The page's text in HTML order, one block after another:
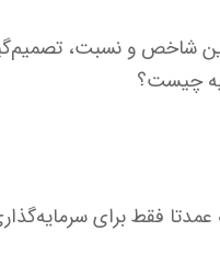
شاخص و نسبت،
چیست؟
فقط برای